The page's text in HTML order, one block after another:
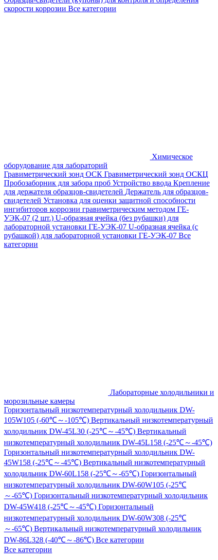
скорости коррозии Все категории
Химическое
оборудование для лабораторий
Гравиметрический зонд ОСК Гравиметрический зонд ОСКЦ
Пробозаборник для забора проб Устройство ввода Крепление
для держателя образцов-свидетелей Держатель для образцов-
свидетелей Установка для оценки защитной способности
ингибиторов коррозии гравиметрическим методом ГЕ-
УЭК-07 (2 шт.) U-образная ячейка (без рубашки) для
лабораторной установки ГЕ-УЭК-07 U-образная ячейка (с
рубашкой) для лабораторной установки ГЕ-УЭК-07 Все
категории
Лабораторные холодильники и
морозильные камеры
Горизонтальный низкотемпературный холодильник DW-
105W105 (-60℃～-105℃) Вертикальный низкотемпературный
холодильник DW-45L30 (-25℃～-45℃) Вертикальный
низкотемпературный холодильник DW-45L158 (-25℃～-45℃)
Горизонтальный низкотемпературный холодильник DW-
45W158 (-25℃～-45℃) Вертикальный низкотемпературный
холодильник DW-60L158 (-25℃～-65℃) Горизонтальный
низкотемпературный холодильник DW-60W105 (-25℃
～-65℃) Горизонтальный низкотемпературный холодильник
DW-45W418 (-25℃～-45℃) Горизонтальный
низкотемпературный холодильник DW-60W308 (-25℃
～-65℃) Вертикальный низкотемпературный холодильник
DW-86L328 (-40℃～-86℃) Все категории
Все категории